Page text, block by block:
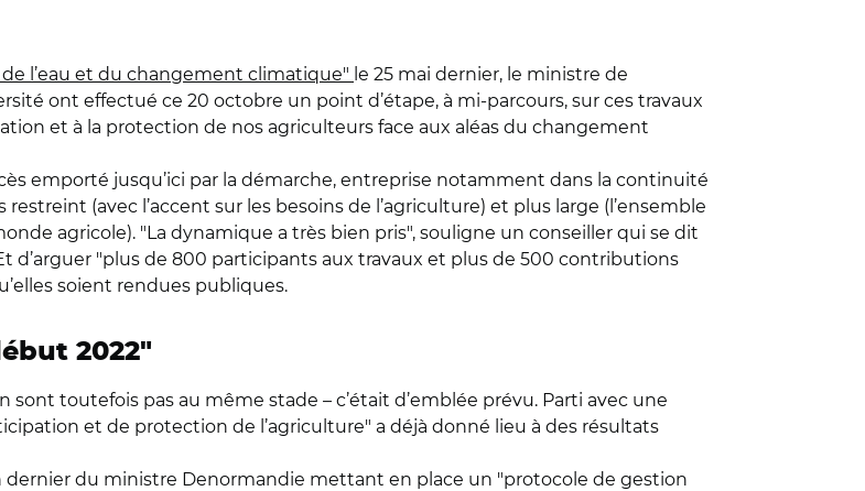
l’eau et du changement climatique" le 25 mai dernier, le ministre de
ont effectué ce 20 octobre un point d’étape, à mi-parcours, sur ces travaux
et à la protection de nos agriculteurs face aux aléas du changement
emporté jusqu’ici par la démarche, entreprise notamment dans la continuité
restreint (avec l’accent sur les besoins de l’agriculture) et plus large (l’ensemble
agricole). "La dynamique a très bien pris", souligne un conseiller qui se dit
d’arguer "plus de 800 participants aux travaux et plus de 500 contributions
soient rendues publiques.
2022"
sont toutefois pas au même stade – c’était d’emblée prévu. Parti avec une
et de protection de l’agriculture" a déjà donné lieu à des résultats
dernier du ministre Denormandie mettant en place un "protocole de gestion